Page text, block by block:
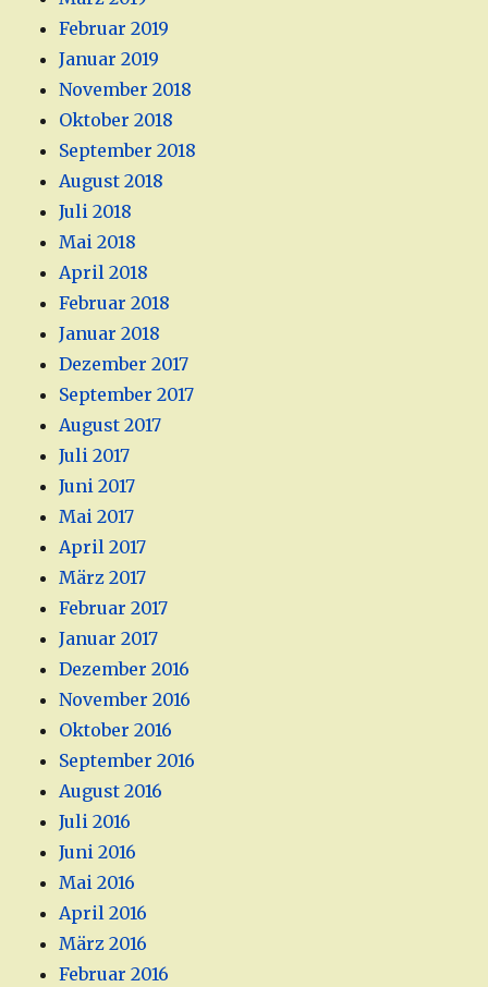
Februar 2019
Januar 2019
November 2018
Oktober 2018
September 2018
August 2018
Juli 2018
Mai 2018
April 2018
Februar 2018
Januar 2018
Dezember 2017
September 2017
August 2017
Juli 2017
Juni 2017
Mai 2017
April 2017
März 2017
Februar 2017
Januar 2017
Dezember 2016
November 2016
Oktober 2016
September 2016
August 2016
Juli 2016
Juni 2016
Mai 2016
April 2016
März 2016
Februar 2016